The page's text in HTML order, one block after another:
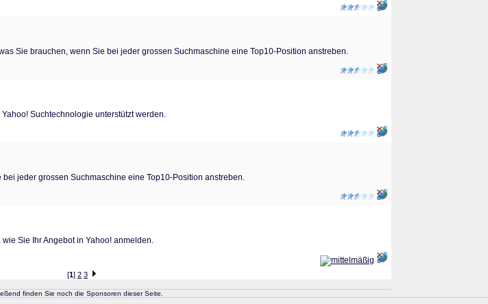
Sie brauchen, wenn Sie bei jeder grossen Suchmaschine eine Top10-Position anstreben.
Suchtechnologie unterstützt werden.
jeder grossen Suchmaschine eine Top10-Position anstreben.
Sie Ihr Angebot in Yahoo! anmelden.
[1] 2 3
finden Sie noch die Sponsoren dieser Seite.